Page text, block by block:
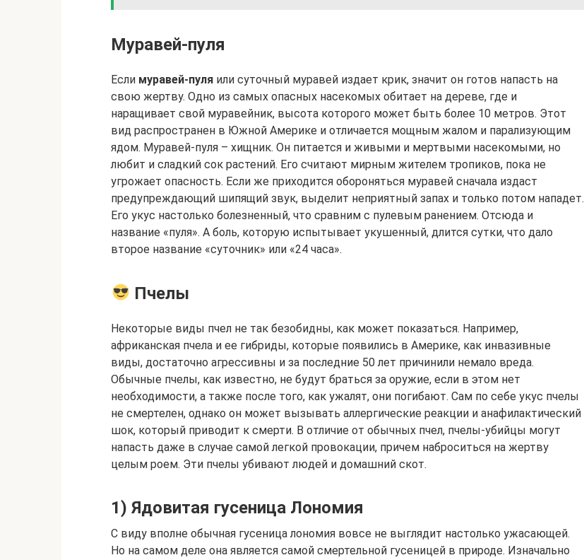
Муравей-пуля
Если муравей-пуля или суточный муравей издает крик, значит он готов напасть на
свою жертву. Одно из самых опасных насекомых обитает на дереве, где и
наращивает свой муравейник, высота которого может быть более 10 метров. Этот
вид распространен в Южной Америке и отличается мощным жалом и парализующим
ядом. Муравей-пуля – хищник. Он питается и живыми и мертвыми насекомыми, но
любит и сладкий сок растений. Его считают мирным жителем тропиков, пока не
угрожает опасность. Если же приходится обороняться муравей сначала издаст
предупреждающий шипящий звук, выделит неприятный запах и только потом нападет.
Его укус настолько болезненный, что сравним с пулевым ранением. Отсюда и
название «пуля». А боль, которую испытывает укушенный, длится сутки, что дало
второе название «суточник» или «24 часа».
Пчелы
Некоторые виды пчел не так безобидны, как может показаться. Например,
африканская пчела и ее гибриды, которые появились в Америке, как инвазивные
виды, достаточно агрессивны и за последние 50 лет причинили немало вреда.
Обычные пчелы, как известно, не будут браться за оружие, если в этом нет
необходимости, а также после того, как ужалят, они погибают. Сам по себе укус пчелы
не смертелен, однако он может вызывать аллергические реакции и анафилактический
шок, который приводит к смерти. В отличие от обычных пчел, пчелы-убийцы могут
напасть даже в случае самой легкой провокации, причем наброситься на жертву
целым роем. Эти пчелы убивают людей и домашний скот.
1) Ядовитая гусеница Лономия
С виду вполне обычная гусеница лономия вовсе не выглядит настолько ужасающей.
Но на самом деле она является самой смертельной гусеницей в природе. Изначально